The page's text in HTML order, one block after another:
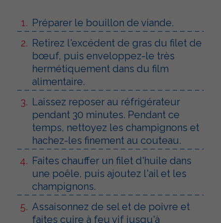
Préparer le bouillon de viande.
Retirez l'excédent de gras du filet de
bœuf, puis enveloppez-le très
hermétiquement dans du film
alimentaire.
Laissez reposer au réfrigérateur
pendant 30 minutes. Pendant ce
temps, nettoyez les champignons et
hachez-les finement au couteau.
Faites chauffer un filet d'huile dans
une poêle, puis ajoutez l'ail et les
champignons.
Assaisonnez de sel et de poivre et
faites cuire à feu vif jusqu'à